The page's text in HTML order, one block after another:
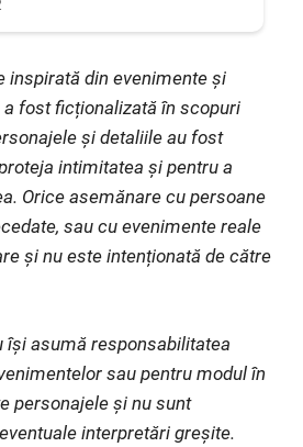
inspirată din evenimente și
a fost ficționalizată în scopuri
și detaliile au fost
intimitatea și pentru a
Orice asemănare cu persoane
sau cu evenimente reale
și nu este intenționată de către
își asumă responsabilitatea
sau pentru modul în
personajele și nu sunt
interpretări greșite.